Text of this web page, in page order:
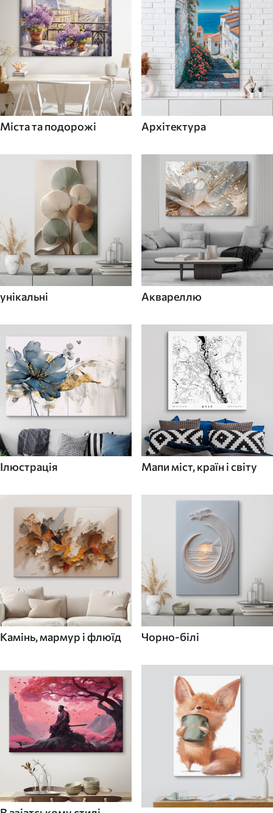
Міста та подорожі Архітектура
унікальні Аквареллю
Ілюстрація Мапи міст, країн і світу
Камінь, мармур і флюїд Чорно-білі